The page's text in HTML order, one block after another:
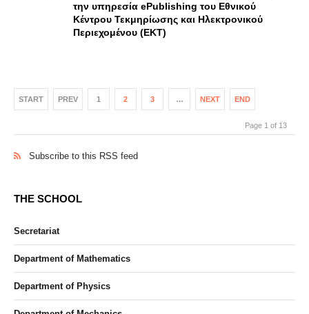
την υπηρεσία ePublishing του Εθνικού
Κέντρου Τεκμηρίωσης και Ηλεκτρονικού
Περιεχομένου (ΕΚΤ)
START PREV 1 2 3 … NEXT END
Page 1 of 13
Subscribe to this RSS feed
THE SCHOOL
Secretariat
Department of Mathematics
Department of Physics